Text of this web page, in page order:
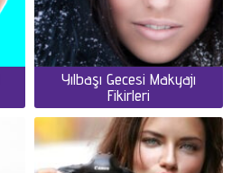
Yılbaşı Gecesi Makyajı
Fikirleri